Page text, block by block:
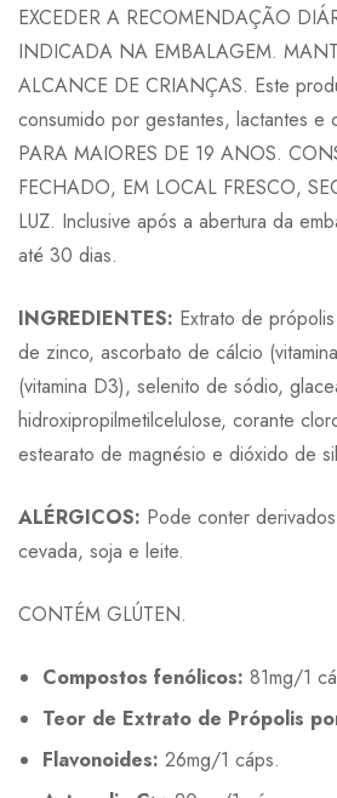
EXCEDER A RECOMENDAÇÃO
INDICADA NA EMBALAGEM.
ALCANCE DE CRIANÇAS. Este
consumido por gestantes, lactantes
PARA MAIORES DE 19 ANOS.
FECHADO, EM LOCAL FRESCO,
LUZ. Inclusive após a abertura da
até 30 dias.
INGREDIENTES: Extrato de
de zinco, ascorbato de cálcio
(vitamina D3), selenito de sódio,
hidroxipropilmetilcelulose, corante
estearato de magnésio e dióxido de
ALÉRGICOS: Pode conter
cevada, soja e leite.
CONTÉM GLÚTEN.
Compostos fenólicos: 81mg/1
Teor de Extrato de Própolis
Flavonoides: 26mg/1 cáps.